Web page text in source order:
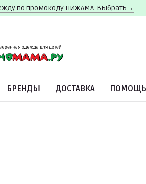
по промокоду ПИЖАМА. Выбрать→
БРЕНДЫ ДОСТАВКА ПОМОЩЬ